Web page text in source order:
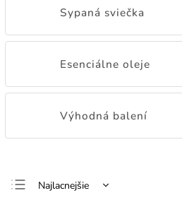
Sypaná sviečka
Esenciálne oleje
Výhodná balení
Najlacnejšie